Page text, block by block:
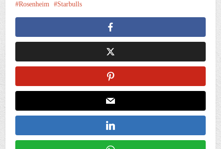
Rosenheim
Starbulls